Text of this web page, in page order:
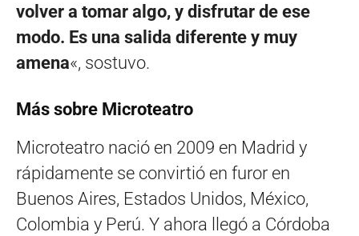
volver a tomar algo, y disfrutar de ese
modo. Es una salida diferente y muy
amena«, sostuvo.
Más sobre Microteatro
Microteatro nació en 2009 en Madrid y
rápidamente se convirtió en furor en
Buenos Aires, Estados Unidos, México,
Colombia y Perú. Y ahora llegó a Córdoba